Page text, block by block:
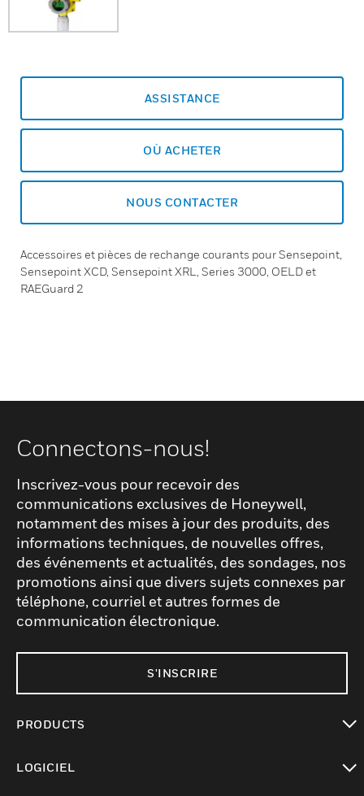
ASSISTANCE
OÙ ACHETER
NOUS CONTACTER
Accessoires et pièces de rechange courants pour Sensepoint,
Sensepoint XCD, Sensepoint XRL, Series 3000, OELD et
RAEGuard 2
Connectons-nous!
Inscrivez-vous pour recevoir des
communications exclusives de Honeywell,
notamment des mises à jour des produits, des
informations techniques, de nouvelles offres,
des événements et actualités, des sondages, nos
promotions ainsi que divers sujets connexes par
téléphone, courriel et autres formes de
communication électronique.
S'INSCRIRE
PRODUCTS
LOGICIEL